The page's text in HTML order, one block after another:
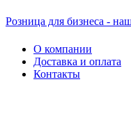
Розница для бизнеса -
О компании
Доставка и оплата
Контакты